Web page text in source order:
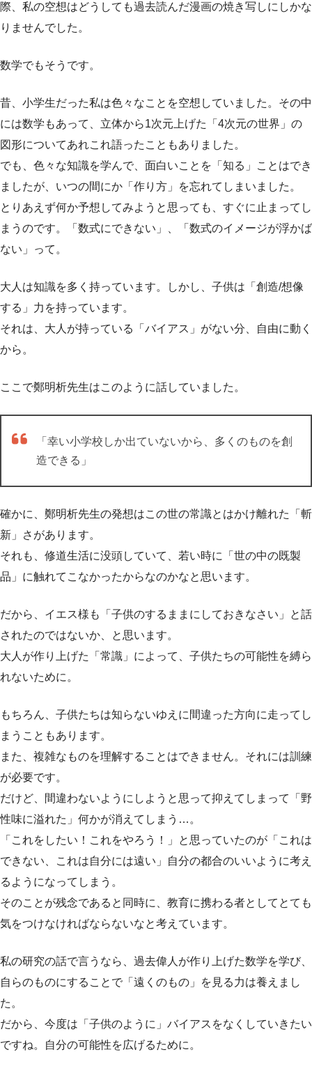
際、私の空想はどうしても過去読んだ漫画の焼き写しにしかな
りませんでした。
数学でもそうです。
昔、小学生だった私は色々なことを空想していました。その中
には数学もあって、立体から1次元上げた「4次元の世界」の
図形についてあれこれ語ったこともありました。
でも、色々な知識を学んで、面白いことを「知る」ことはでき
ましたが、いつの間にか「作り方」を忘れてしまいました。
とりあえず何か予想してみようと思っても、すぐに止まってし
まうのです。「数式にできない」、「数式のイメージが浮かば
ない」って。
大人は知識を多く持っています。しかし、子供は「創造/想像
する」力を持っています。
それは、大人が持っている「バイアス」がない分、自由に動く
から。
ここで鄭明析先生はこのように話していました。
「幸い小学校しか出ていないから、多くのものを創
造できる」
確かに、鄭明析先生の発想はこの世の常識とはかけ離れた「斬
新」さがあります。
それも、修道生活に没頭していて、若い時に「世の中の既製
品」に触れてこなかったからなのかなと思います。
だから、イエス様も「子供のするままにしておきなさい」と話
されたのではないか、と思います。
大人が作り上げた「常識」によって、子供たちの可能性を縛ら
れないために。
もちろん、子供たちは知らないゆえに間違った方向に走ってし
まうこともあります。
また、複雑なものを理解することはできません。それには訓練
が必要です。
だけど、間違わないようにしようと思って抑えてしまって「野
性味に溢れた」何かが消えてしまう…。
「これをしたい！これをやろう！」と思っていたのが「これは
できない、これは自分には遠い」自分の都合のいいように考え
るようになってしまう。
そのことが残念であると同時に、教育に携わる者としてとても
気をつけなければならないなと考えています。
私の研究の話で言うなら、過去偉人が作り上げた数学を学び、
自らのものにすることで「遠くのもの」を見る力は養えまし
た。
だから、今度は「子供のように」バイアスをなくしていきたい
ですね。自分の可能性を広げるために。